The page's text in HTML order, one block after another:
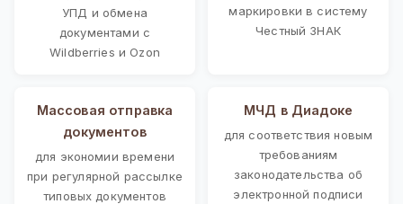
УПД и обмена
документами с
Wildberries и Ozon
маркировки в систему
Честный ЗНАК
Массовая отправка
документов
для экономии времени
при регулярной рассылке
типовых документов
МЧД в Диадоке
для соответствия новым
требованиям
законодательства об
электронной подписи